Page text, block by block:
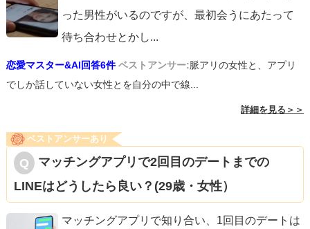
った男性がいるのですが、最初会うにあたって
待ち合わせとかし...
恋愛マスター&AI回答6件 ベストアンサー:脈アリの女性と、アプリ
でしか話していない女性とを自分の中で線...
詳細を見る＞＞
ベストアンサーあり
マッチングアプリで2回目のデートまでの
LINEはどうしたら良い？(29歳・女性）
マッチングアプリで知り合い、1回目のデートは